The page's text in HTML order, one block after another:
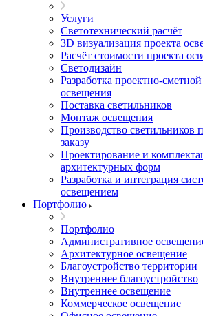
Услуги
Светотехнический расчёт
3D визуализация проекта
Расчёт стоимости проекта
Светодизайн
Разработка проектно-
освещения
Поставка светильников
Монтаж освещения
Производство светильников
заказу
Проектирование и
архитектурных форм
Разработка и интеграция
освещением
Портфолио
Портфолио
Административное
Архитектурное освещение
Благоустройство территории
Внутреннее благоустройство
Внутреннее освещение
Коммерческое освещение